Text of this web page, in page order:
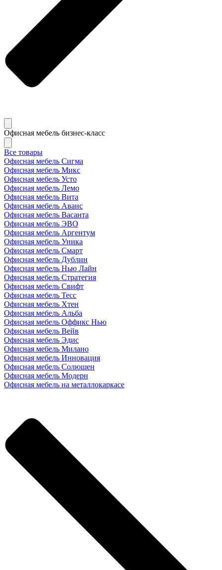
Офисная мебель бизнес-класс
Все товары
Офисная мебель Сигма
Офисная мебель Микс
Офисная мебель Усто
Офисная мебель Лемо
Офисная мебель Вита
Офисная мебель Аванс
Офисная мебель Васанта
Офисная мебель ЭВО
Офисная мебель Аргентум
Офисная мебель Уника
Офисная мебель Смарт
Офисная мебель Дублин
Офисная мебель Нью Лайн
Офисная мебель Стратегия
Офисная мебель Свифт
Офисная мебель Тесс
Офисная мебель Хтен
Офисная мебель Альба
Офисная мебель Оффикс Нью
Офисная мебель Вейв
Офисная мебель Эдис
Офисная мебель Милано
Офисная мебель Инновация
Офисная мебель Солюшен
Офисная мебель Модерн
Офисная мебель на металлокаркасе